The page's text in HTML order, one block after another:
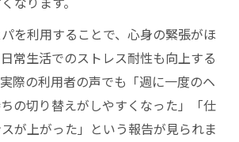
を利用することで、心身の緊張がほ
常生活でのストレス耐性も向上する
際の利用者の声でも「週に一度のヘ
の切り替えがしやすくなった」「仕
が上がった」という報告が見られま